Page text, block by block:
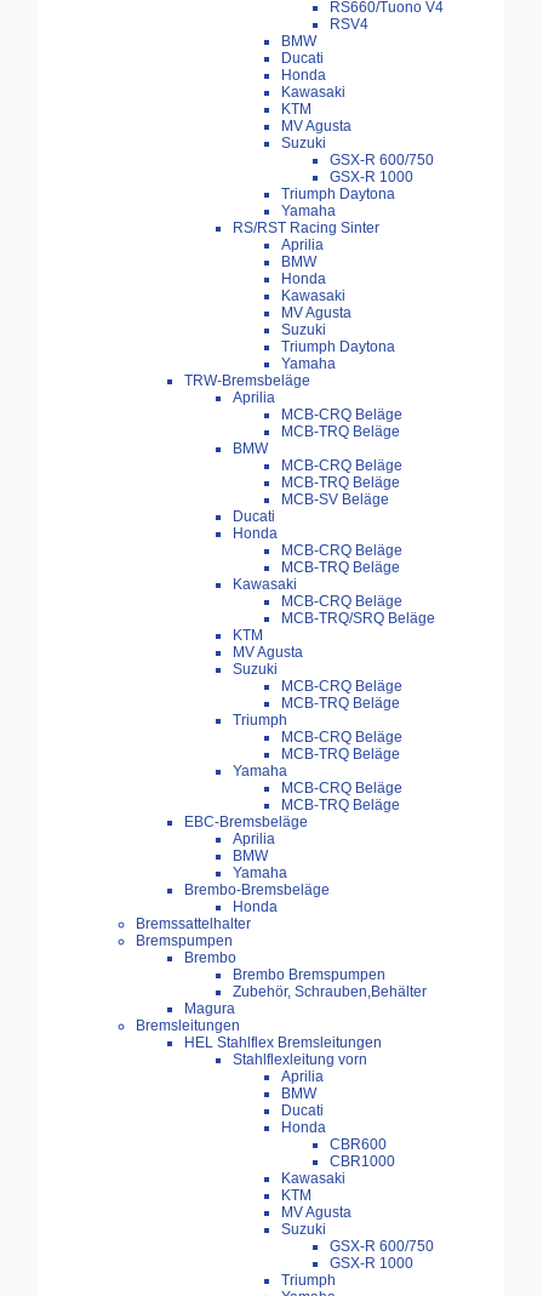
RS660/Tuono V4
RSV4
BMW
Ducati
Honda
Kawasaki
KTM
MV Agusta
Suzuki
GSX-R 600/750
GSX-R 1000
Triumph Daytona
Yamaha
RS/RST Racing Sinter
Aprilia
BMW
Honda
Kawasaki
MV Agusta
Suzuki
Triumph Daytona
Yamaha
TRW-Bremsbeläge
Aprilia
MCB-CRQ Beläge
MCB-TRQ Beläge
BMW
MCB-CRQ Beläge
MCB-TRQ Beläge
MCB-SV Beläge
Ducati
Honda
MCB-CRQ Beläge
MCB-TRQ Beläge
Kawasaki
MCB-CRQ Beläge
MCB-TRQ/SRQ Beläge
KTM
MV Agusta
Suzuki
MCB-CRQ Beläge
MCB-TRQ Beläge
Triumph
MCB-CRQ Beläge
MCB-TRQ Beläge
Yamaha
MCB-CRQ Beläge
MCB-TRQ Beläge
EBC-Bremsbeläge
Aprilia
BMW
Yamaha
Brembo-Bremsbeläge
Honda
Bremssattelhalter
Bremspumpen
Brembo
Brembo Bremspumpen
Zubehör, Schrauben,Behälter
Magura
Bremsleitungen
HEL Stahlflex Bremsleitungen
Stahlflexleitung vorn
Aprilia
BMW
Ducati
Honda
CBR600
CBR1000
Kawasaki
KTM
MV Agusta
Suzuki
GSX-R 600/750
GSX-R 1000
Triumph